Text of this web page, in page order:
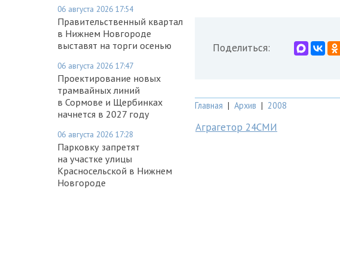
06 августа 2026 17:54
Правительственный квартал
в Нижнем Новгороде
выставят на торги осенью
06 августа 2026 17:47
Проектирование новых
трамвайных линий
в Сормове и Щербинках
начнется в 2027 году
06 августа 2026 17:28
Парковку запретят
на участке улицы
Красносельской в Нижнем
Новгороде
Поделиться:
Главная | Архив | 2008
Аграгетор 24СМИ